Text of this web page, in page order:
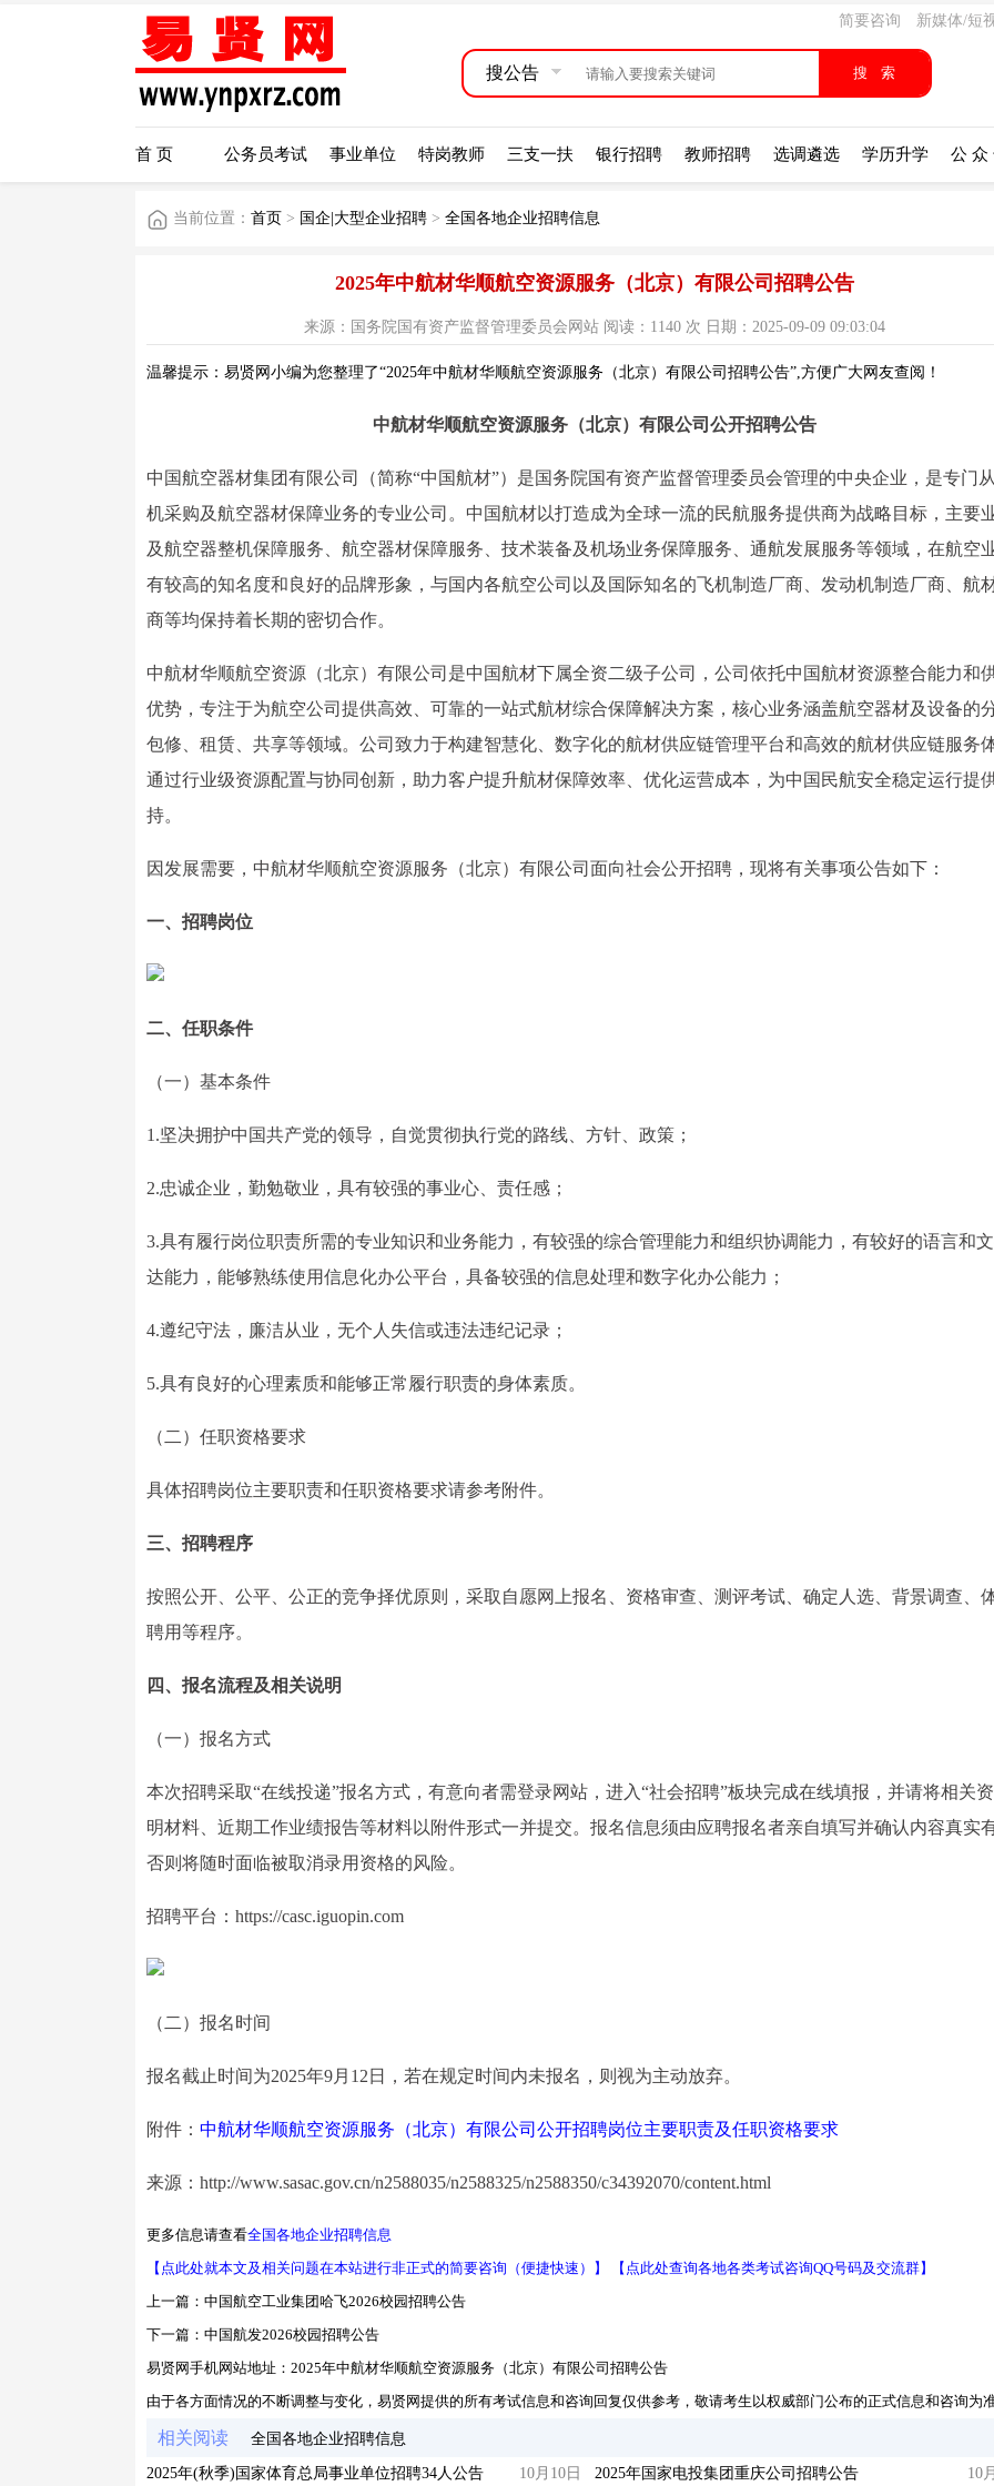
简要咨询 新媒体/短
搜公告
首 页 公务员考试 事业单位 特岗教师 三支一扶 银行招聘 教师招聘 选调遴选 学历升学 公 众
当前位置： 首页 > 国企|大型企业招聘 > 全国各地企业招聘信息
2025年中航材华顺航空资源服务（北京）有限公司招聘公告
来源：国务院国有资产监督管理委员会网站 阅读：1140 次 日期：2025-09-09 09:03:04
温馨提示：易贤网小编为您整理了“2025年中航材华顺航空资源服务（北京）有限公司招聘公告”,方便广大网友查阅！
中航材华顺航空资源服务（北京）有限公司公开招聘公告
中国航空器材集团有限公司（简称“中国航材”）是国务院国有资产监督管理委员会管理的中央企业，是专门
机采购及航空器材保障业务的专业公司。中国航材以打造成为全球一流的民航服务提供商为战略目标，主要
及航空器整机保障服务、航空器材保障服务、技术装备及机场业务保障服务、通航发展服务等领域，在航空
有较高的知名度和良好的品牌形象，与国内各航空公司以及国际知名的飞机制造厂商、发动机制造厂商、航
商等均保持着长期的密切合作。
中航材华顺航空资源（北京）有限公司是中国航材下属全资二级子公司，公司依托中国航材资源整合能力和
优势，专注于为航空公司提供高效、可靠的一站式航材综合保障解决方案，核心业务涵盖航空器材及设备的分
包修、租赁、共享等领域。公司致力于构建智慧化、数字化的航材供应链管理平台和高效的航材供应链服务
通过行业级资源配置与协同创新，助力客户提升航材保障效率、优化运营成本，为中国民航安全稳定运行提
持。
因发展需要，中航材华顺航空资源服务（北京）有限公司面向社会公开招聘，现将有关事项公告如下：
一、招聘岗位
二、任职条件
（一）基本条件
1.坚决拥护中国共产党的领导，自觉贯彻执行党的路线、方针、政策；
2.忠诚企业，勤勉敬业，具有较强的事业心、责任感；
3.具有履行岗位职责所需的专业知识和业务能力，有较强的综合管理能力和组织协调能力，有较好的语言和
达能力，能够熟练使用信息化办公平台，具备较强的信息处理和数字化办公能力；
4.遵纪守法，廉洁从业，无个人失信或违法违纪记录；
5.具有良好的心理素质和能够正常履行职责的身体素质。
（二）任职资格要求
具体招聘岗位主要职责和任职资格要求请参考附件。
三、招聘程序
按照公开、公平、公正的竞争择优原则，采取自愿网上报名、资格审查、测评考试、确定人选、背景调查、体
聘用等程序。
四、报名流程及相关说明
（一）报名方式
本次招聘采取“在线投递”报名方式，有意向者需登录网站，进入“社会招聘”板块完成在线填报，并请将相关
明材料、近期工作业绩报告等材料以附件形式一并提交。报名信息须由应聘报名者亲自填写并确认内容真实
否则将随时面临被取消录用资格的风险。
招聘平台：https://casc.iguopin.com
（二）报名时间
报名截止时间为2025年9月12日，若在规定时间内未报名，则视为主动放弃。
附件： 中航材华顺航空资源服务（北京）有限公司公开招聘岗位主要职责及任职资格要求
来源：http://www.sasac.gov.cn/n2588035/n2588325/n2588350/c34392070/content.html
更多信息请查看全国各地企业招聘信息
【点此处就本文及相关问题在本站进行非正式的简要咨询（便捷快速）】
【点此处查询各地各类考试咨询QQ号码及交流群】
上一篇： 中国航空工业集团哈飞2026校园招聘公告
下一篇： 中国航发2026校园招聘公告
易贤网手机网站地址： 2025年中航材华顺航空资源服务（北京）有限公司招聘公告
由于各方面情况的不断调整与变化，易贤网提供的所有考试信息和咨询回复仅供参考，敬请考生以权威部门公布的正式信息和咨询为
相关阅读 全国各地企业招聘信息
2025年(秋季)国家体育总局事业单位招聘34人公告 10月10日 2025年国家电投集团重庆公司招聘公告 10